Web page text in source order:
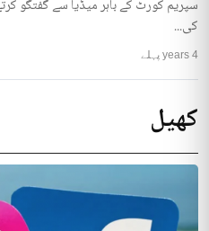
سپریم کورٹ کے باہر میڈیا سے گفتگو
کی...
4 years پہلے
کھیل